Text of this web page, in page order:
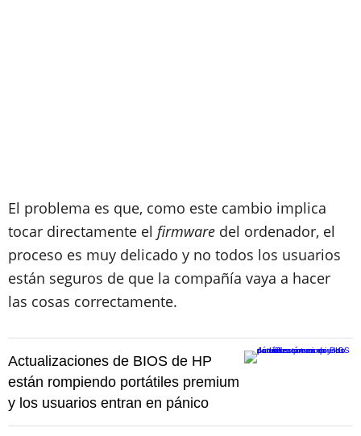
El problema es que, como este cambio implica
tocar directamente el firmware del ordenador, el
proceso es muy delicado y no todos los usuarios
están seguros de que la compañía vaya a hacer
las cosas correctamente.
Actualizaciones de BIOS de HP
están rompiendo portátiles premium
y los usuarios entran en pánico